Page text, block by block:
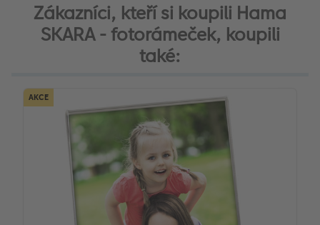
Zákazníci, kteří si koupili Hama
SKARA - fotorámeček, koupili
také:
AKCE